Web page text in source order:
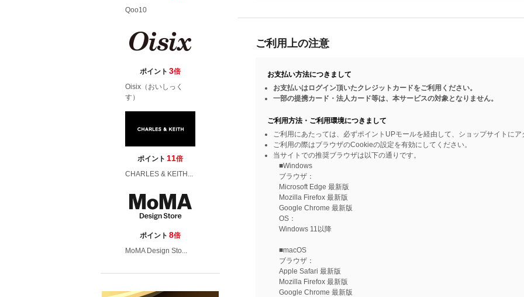
Qoo10
ポイント 3倍
Oisix（おいしっく
す）
ポイント 11倍
CHARLES & KEITH...
ポイント 8倍
MoMA Design Sto...
ご利用上の注意
お支払い方法につきまして
お支払いはログイン頂いたクレジットカードをご利用ください。
一部の提携カード・法人カード等は、本サービスの対象となりません。
ご利用方法・ご利用環境につきまして
ご利用にあたっては、必ずポイントUPモールを経由して、ショップサイトにア
ご利用の際はブラウザのCookieの設定を有効にしてください。
当サイトでの推奨ブラウザは以下の通りです。
■Windows
ブラウザ：
Microsoft Edge 最新版
Mozilla Firefox 最新版
Google Chrome 最新版
OS：
Windows 11以降
■macOS
ブラウザ：
Apple Safari 最新版
Mozilla Firefox 最新版
Google Chrome 最新版